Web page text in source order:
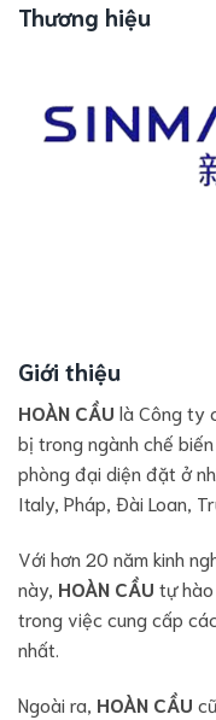
Thương hiệu
Giới thiệu
HOÀN CẦU là Công ty
bị trong ngành chế
phòng đại diện đặt ở
Italy, Pháp, Đài Loan,
Với hơn 20 năm kinh
này, HOÀN CẦU tự
trong việc cung cấp
nhất.
Ngoài ra, HOÀN CẦU